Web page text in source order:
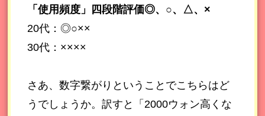
「使用頻度」四段階評価◎、○、△、×
20代：◎○××
30代：××××
さあ、数字繋がりということでこちらはど
うでしょうか。訳すと「2000ウォン高くな